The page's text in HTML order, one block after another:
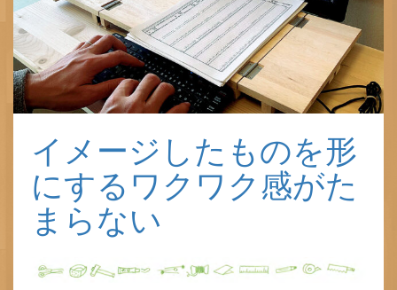
イメージしたものを形
にするワクワク感がた
まらない